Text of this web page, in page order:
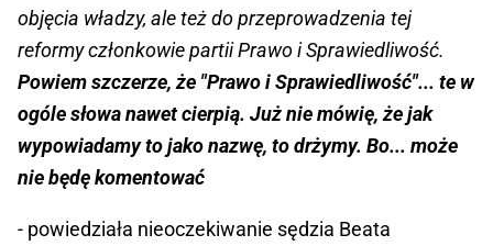
objęcia władzy, ale też do przeprowadzenia tej
reformy członkowie partii Prawo i Sprawiedliwość.
Powiem szczerze, że "Prawo i Sprawiedliwość"... te w
ogóle słowa nawet cierpią. Już nie mówię, że jak
wypowiadamy to jako nazwę, to drżymy. Bo... może
nie będę komentować
- powiedziała nieoczekiwanie sędzia Beata